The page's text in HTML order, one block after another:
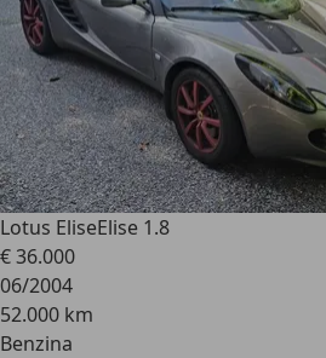
Lotus EliseElise 1.8
€ 36.000
06/2004
52.000 km
Benzina